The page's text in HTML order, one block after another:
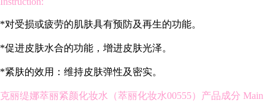
*对受损或疲劳的肌肤具有预防及再生的功能。
*促进皮肤水合的功能，增进皮肤光泽。
*紧肤的效用：维持皮肤弹性及密实。
克丽缇娜萃丽紧颜化妆水（萃丽化妆水00555）产品成分 Main